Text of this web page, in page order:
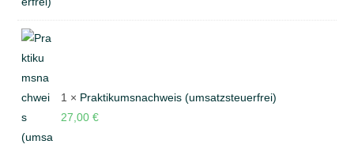
1 × Praktikumsnachweis (umsatzsteuerfrei)
27,00€